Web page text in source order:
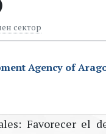
сектор
Agency of
Favorecer el